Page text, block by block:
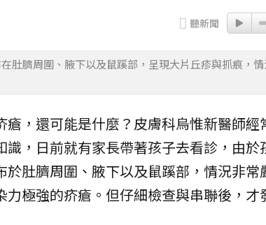
聽新聞
肚臍周圍、腋下以及鼠蹊部，呈現大片丘疹與抓痕，
瘡 ，還可能是什麼？ 皮膚科烏惟新醫師經
識，日前就有家長帶著孩子去看診，由於
於肚臍周圍、腋下以及鼠蹊部，情況非常
力極強的疥瘡。但仔細檢查與串聯後，才